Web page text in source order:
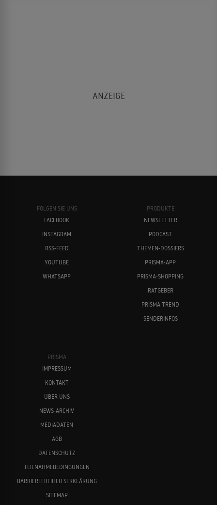
FOLGEN SIE UNS
FACEBOOK
INSTAGRAM
RSS-FEED
YOUTUBE
WHATSAPP
PRODUKTE
NEWSLETTER
PODCAST
THEMEN-DOSSIERS
PRISMA-APP
PRISMA-SHOPPING
RATGEBER
PRISMA TREND
SENDERINFOS
PRISMA
IMPRESSUM
KONTAKT
ÜBER UNS
NEWS-ARCHIV
MEDIADATEN
AGB
DATENSCHUTZ
TEILNAHMEBEDINGUNGEN
BARRIEREFREIHEITSERKLÄRUNG
SITEMAP